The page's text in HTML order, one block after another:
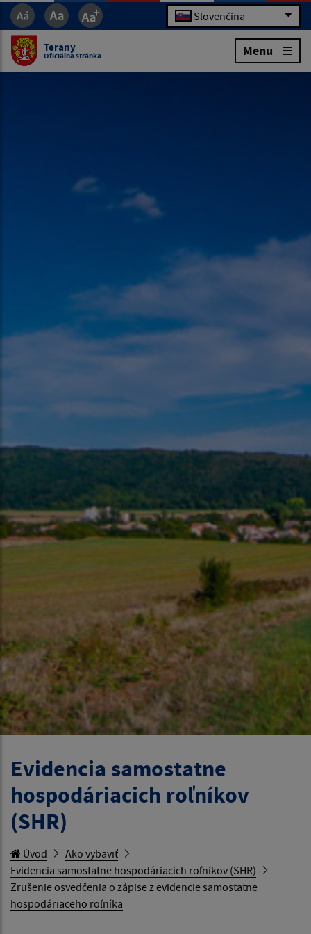
Slovenčina
Terany
Oficiálna stránka Menu
Evidencia samostatne
hospodáriacich roľníkov
(SHR)
Úvod
Ako vybaviť
Evidencia samostatne hospodáriacich roľníkov (SHR)
Zrušenie osvedčenia o zápise z evidencie samostatne
hospodáriaceho roľníka